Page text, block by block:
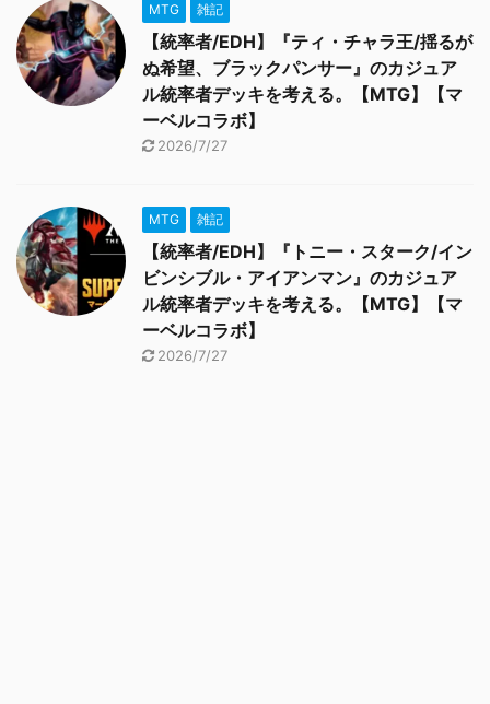
MTG 雑記
【統率者/EDH】『ティ・チャラ王/揺るが
ぬ希望、ブラックパンサー』のカジュア
ル統率者デッキを考える。【MTG】【マ
ーベルコラボ】
2026/7/27
MTG 雑記
【統率者/EDH】『トニー・スターク/イン
ビンシブル・アイアンマン』のカジュア
ル統率者デッキを考える。【MTG】【マ
ーベルコラボ】
2026/7/27